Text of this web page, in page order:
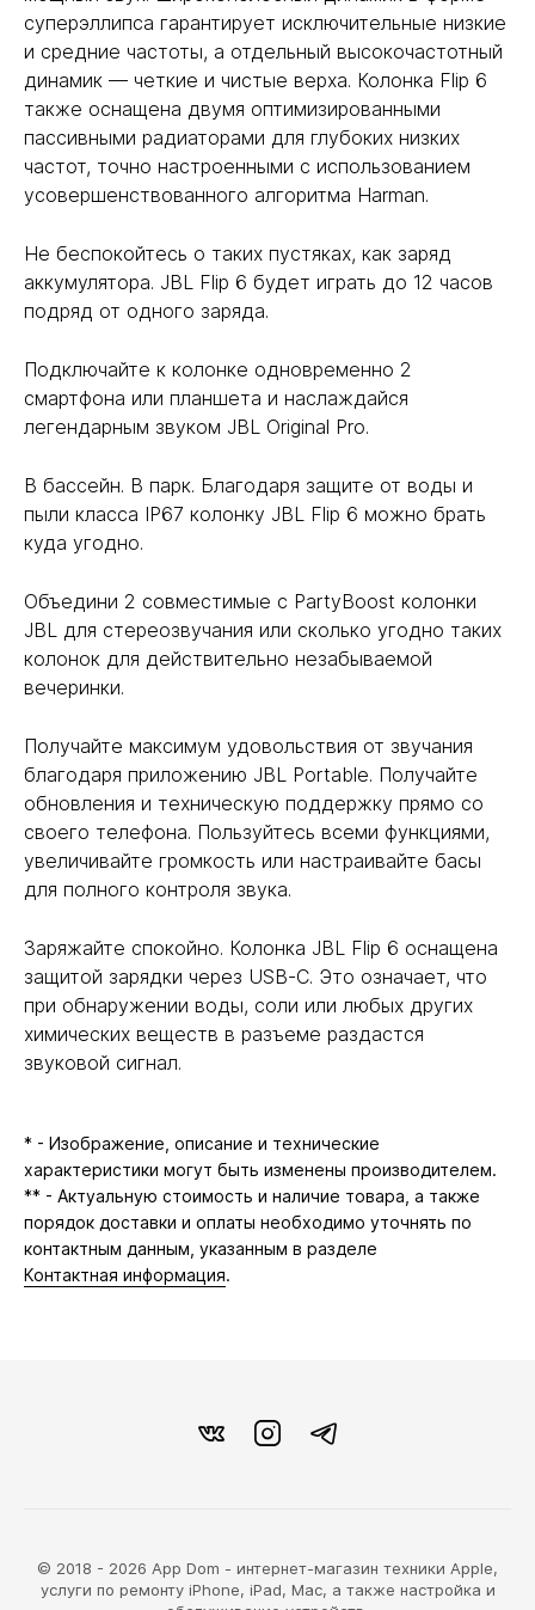
суперэллипса гарантирует исключительные низкие
и средние частоты, а отдельный высокочастотный
динамик — четкие и чистые верха. Колонка Flip 6
также оснащена двумя оптимизированными
пассивными радиаторами для глубоких низких
частот, точно настроенными с использованием
усовершенствованного алгоритма Harman.
Не беспокойтесь о таких пустяках, как заряд
аккумулятора. JBL Flip 6 будет играть до 12 часов
подряд от одного заряда.
Подключайте к колонке одновременно 2
смартфона или планшета и наслаждайся
легендарным звуком JBL Original Pro.
В бассейн. В парк. Благодаря защите от воды и
пыли класса IP67 колонку JBL Flip 6 можно брать
куда угодно.
Объедини 2 совместимые с PartyBoost колонки
JBL для стереозвучания или сколько угодно таких
колонок для действительно незабываемой
вечеринки.
Получайте максимум удовольствия от звучания
благодаря приложению JBL Portable. Получайте
обновления и техническую поддержку прямо со
своего телефона. Пользуйтесь всеми функциями,
увеличивайте громкость или настраивайте басы
для полного контроля звука.
Заряжайте спокойно. Колонка JBL Flip 6 оснащена
защитой зарядки через USB-C. Это означает, что
при обнаружении воды, соли или любых других
химических веществ в разъеме раздастся
звуковой сигнал.
* - Изображение, описание и технические
характеристики могут быть изменены производителем.
** - Актуальную стоимость и наличие товара, а также
порядок доставки и оплаты необходимо уточнять по
контактным данным, указанным в разделе
Контактная информация.
© 2018 - 2026 App Dom - интернет-магазин техники Apple,
услуги по ремонту iPhone, iPad, Mac, а также настройка и